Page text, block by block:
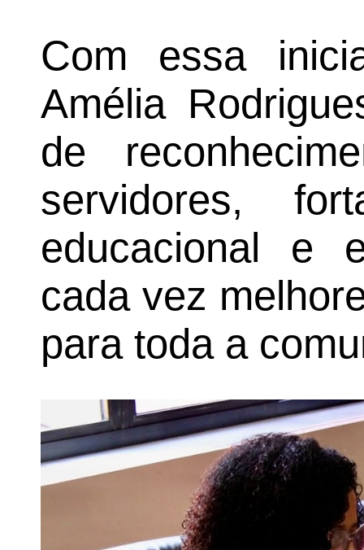
Com essa
Amélia
de
servidores,
educacional e
cada vez
para toda a